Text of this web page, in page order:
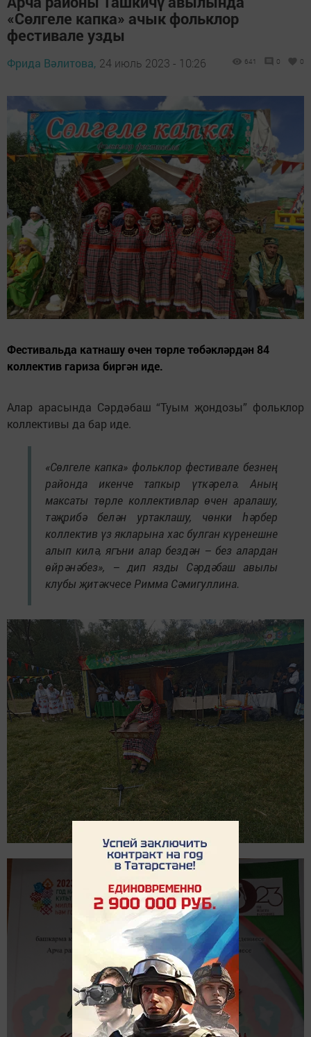
«Сөлгеле капка» ачык фольклор
фестивале узды
Фрида Вәлитова, 24 июль 2023 - 10:26 641 0 0
Фестивальда катнашу өчен төрле төбәкләрдән 84
коллектив гариза биргән иде.
Алар арасында Сәрдәбаш “Туым җондозы” фольклор
коллективы да бар иде.
«Сөлгеле капка» фольклор фестивале безнең
районда икенче тапкыр үткәрелә. Аның
максаты төрле коллективлар өчен аралашу,
тәҗрибә белән уртаклашу, чөнки һәрбер
коллектив үз якларына хас булган күренешне
алып килә, ягъни алар бездән – без алардан
өйрәнәбез», – дип язды Сәрдәбаш авылы
клубы җитәкчесе Римма Сәмигуллина.